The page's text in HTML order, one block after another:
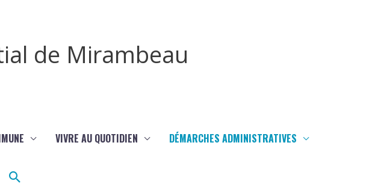
de Mirambeau
VIVRE AU QUOTIDIEN DÉMARCHES ADMINISTRATIVES
Rechercher